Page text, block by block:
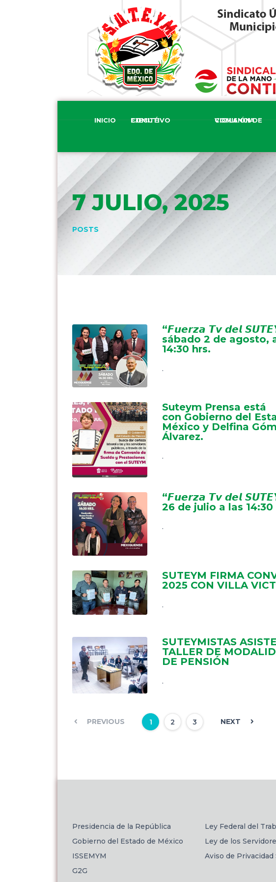
INICIO COMITÉ EJECUTIVO COMISIÓN DE VIGILANCIA
7 JULIO, 2025
POSTS
“𝙁𝙪𝙚𝙧𝙯𝙖 𝙏𝙫 𝙙𝙚𝙡
sábado 2 de agosto,
14:30 hrs.
.
Suteym Prensa está
con Gobierno del
México y Delfina
Álvarez.
.
“𝙁𝙪𝙚𝙧𝙯𝙖 𝙏𝙫 𝙙𝙚𝙡
26 de julio a las 14:30
.
SUTEYM FIRMA
2025 CON VILLA
.
SUTEYMISTAS
TALLER DE
DE PENSIÓN
.
PREVIOUS 1 2 3 NEXT
Presidencia de la República
Gobierno del Estado de México
ISSEMYM
G2G
Ley Federal del
Ley de los
Aviso de Privacidad